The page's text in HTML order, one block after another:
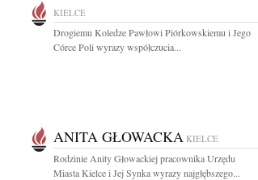
KIELCE
Drogiemu Koledze Pawłowi Piórkowskiemu i Jego
Córce Poli wyrazy współczucia...
ANITA GŁOWACKA KIELCE
Rodzinie Anity Głowackiej pracownika Urzędu
Miasta Kielce i Jej Synka wyrazy najgłębszego...